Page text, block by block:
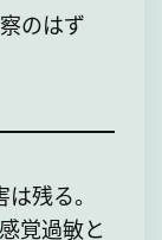
のはず
残る。
覚過敏と